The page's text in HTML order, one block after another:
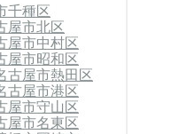
千種区
屋市北区
屋市中村区
屋市昭和区
古屋市熱田区
古屋市港区
屋市守山区
屋市名東区